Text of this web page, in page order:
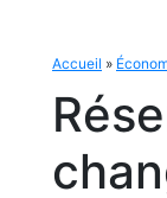
Accueil »